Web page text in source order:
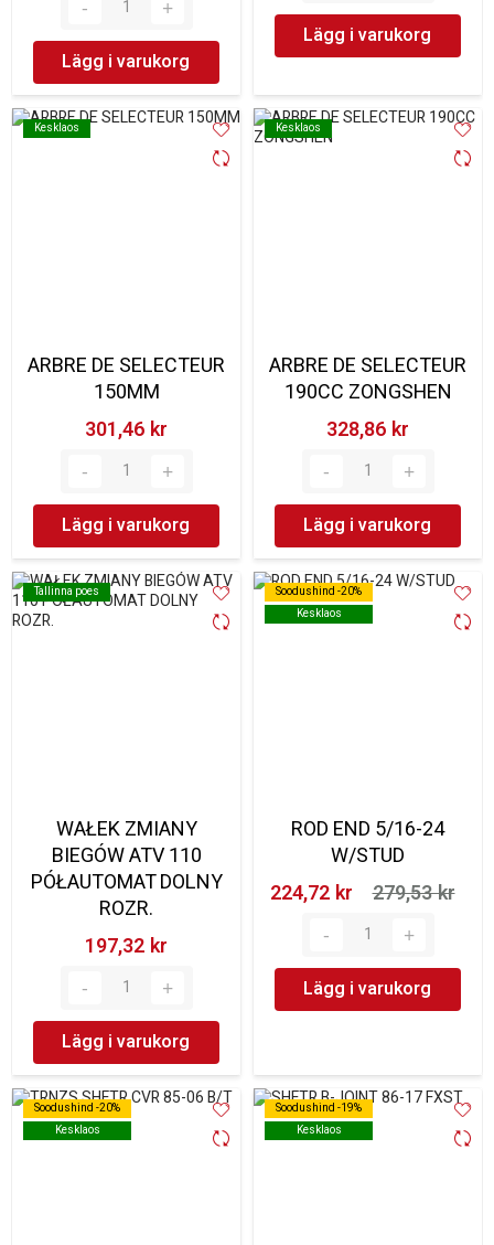
Lägg i varukorg
Lägg i varukorg
Kesklaos
Kesklaos
ARBRE DE SELECTEUR
150MM
301,46 kr‎
Lägg i varukorg
Kesklaos
Kesklaos
ARBRE DE SELECTEUR
190CC ZONGSHEN
328,86 kr‎
Lägg i varukorg
Tallinna poes
Tallinna poes
WAŁEK ZMIANY
BIEGÓW ATV 110
PÓŁAUTOMAT DOLNY
ROZR.
197,32 kr‎
Lägg i varukorg
Soodushind -20%
Kesklaos
Soodushind -20%
Kesklaos
ROD END 5/16-24
W/STUD
224,72 kr‎
279,53 kr‎
Lägg i varukorg
Soodushind -20%
Kesklaos
Soodushind -20%
Kesklaos
Soodushind -19%
Kesklaos
Soodushind -19%
Kesklaos